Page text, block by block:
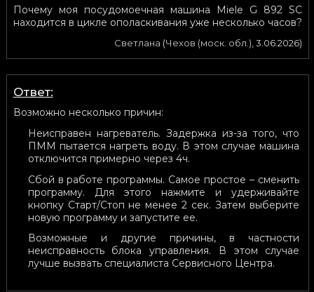
Почему моя посудомоечная машина Miele G 892 SC
находится в цикле ополаскивания уже несколько часов?
Светлана (Чехов (моск. обл.),3.06.2026)
Ответ:
Возможно несколько причин:
Неисправен нагреватель. Задержка из-за того, что
ПММ пытается нагреть воду. В этом случае машина
отключится примерно через 4ч.
Сбой в работе программы. Самое простое – сменить
программу. Для этого нажмите и удерживайте
кнопку Старт/Стоп не менее 2 сек. Затем выберите
новую программу и запустите ее.
Возможные и другие причины, в частности
неисправность блока управления. В этом случае
лучше вызвать специалиста Сервисного Центра.